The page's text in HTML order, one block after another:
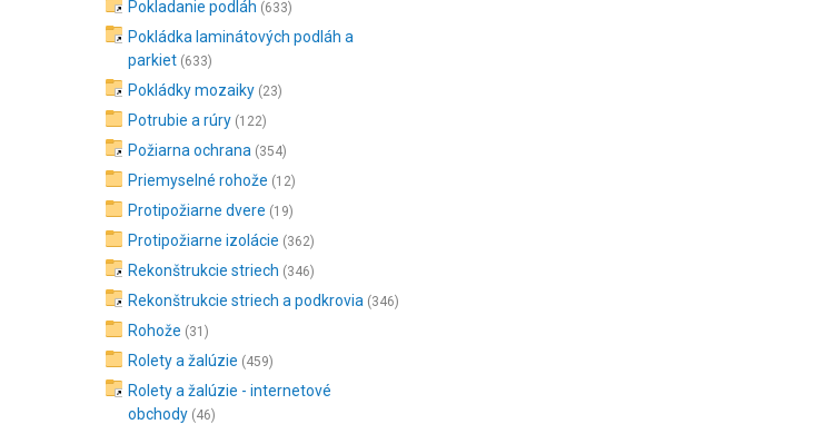
Pokladanie podláh (633)
Pokládka laminátových podláh a
parkiet (633)
Pokládky mozaiky (23)
Potrubie a rúry (122)
Požiarna ochrana (354)
Priemyselné rohože (12)
Protipožiarne dvere (19)
Protipožiarne izolácie (362)
Rekonštrukcie striech (346)
Rekonštrukcie striech a podkrovia (346)
Rohože (31)
Rolety a žalúzie (459)
Rolety a žalúzie - internetové
obchody (46)